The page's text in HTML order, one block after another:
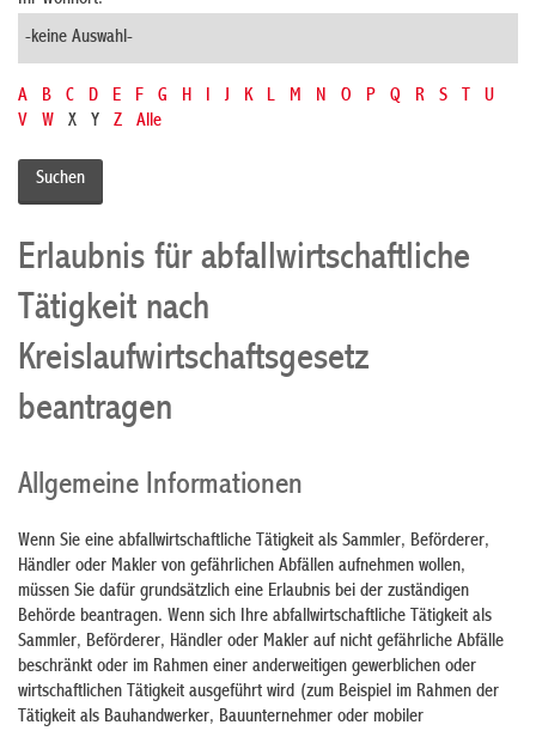
A B C D E F G H I J K L M N O P Q R S T
U
V
W X Y Z Alle
Erlaubnis für abfallwirtschaftliche
Tätigkeit nach
Kreislaufwirtschaftsgesetz
beantragen
Allgemeine Informationen
Wenn Sie eine abfallwirtschaftliche Tätigkeit als Sammler, Beförderer,
Händler oder Makler von gefährlichen Abfällen aufnehmen wollen,
müssen Sie dafür grundsätzlich eine Erlaubnis bei der zuständigen
Behörde beantragen. Wenn sich Ihre abfallwirtschaftliche Tätigkeit als
Sammler, Beförderer, Händler oder Makler auf nicht gefährliche Abfälle
beschränkt oder im Rahmen einer anderweitigen gewerblichen oder
wirtschaftlichen Tätigkeit ausgeführt wird (zum Beispiel im Rahmen der
Tätigkeit als Bauhandwerker, Bauunternehmer oder mobiler